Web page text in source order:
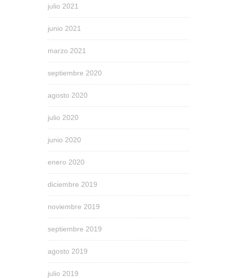
julio 2021
junio 2021
marzo 2021
septiembre 2020
agosto 2020
julio 2020
junio 2020
enero 2020
diciembre 2019
noviembre 2019
septiembre 2019
agosto 2019
julio 2019